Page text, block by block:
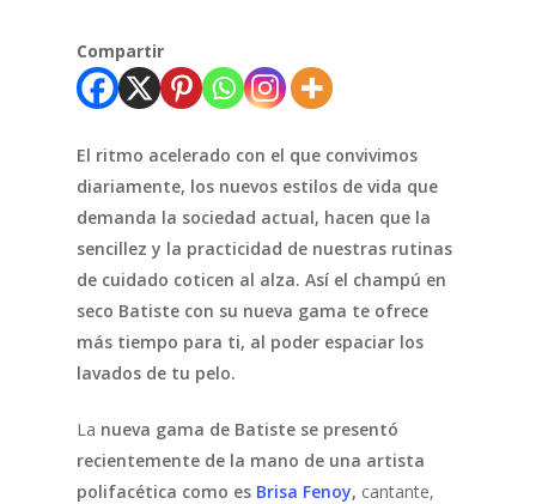
Compartir
El ritmo acelerado con el que convivimos
diariamente, los nuevos estilos de vida que
demanda la sociedad actual, hacen que la
sencillez y la practicidad de nuestras rutinas
de cuidado coticen al alza. Así el champú en
seco Batiste con su nueva gama te ofrece
más tiempo para ti, al poder espaciar los
lavados de tu pelo.
La nueva gama de Batiste se presentó
recientemente de la mano de una artista
polifacética como es Brisa Fenoy, cantante,